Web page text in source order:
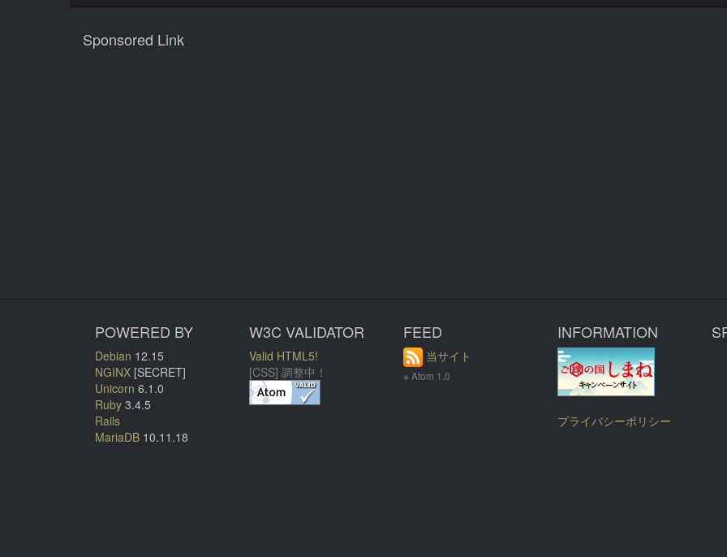
Sponsored Link
POWERED BY
Debian 12.15
NGINX [SECRET]
Unicorn 6.1.0
Ruby 3.4.5
Rails
MariaDB 10.11.18
W3C VALIDATOR
Valid HTML5!
[CSS] 調整中！
FEED
当サイト
※ Atom 1.0
INFORMATION
プライバシーポリシー